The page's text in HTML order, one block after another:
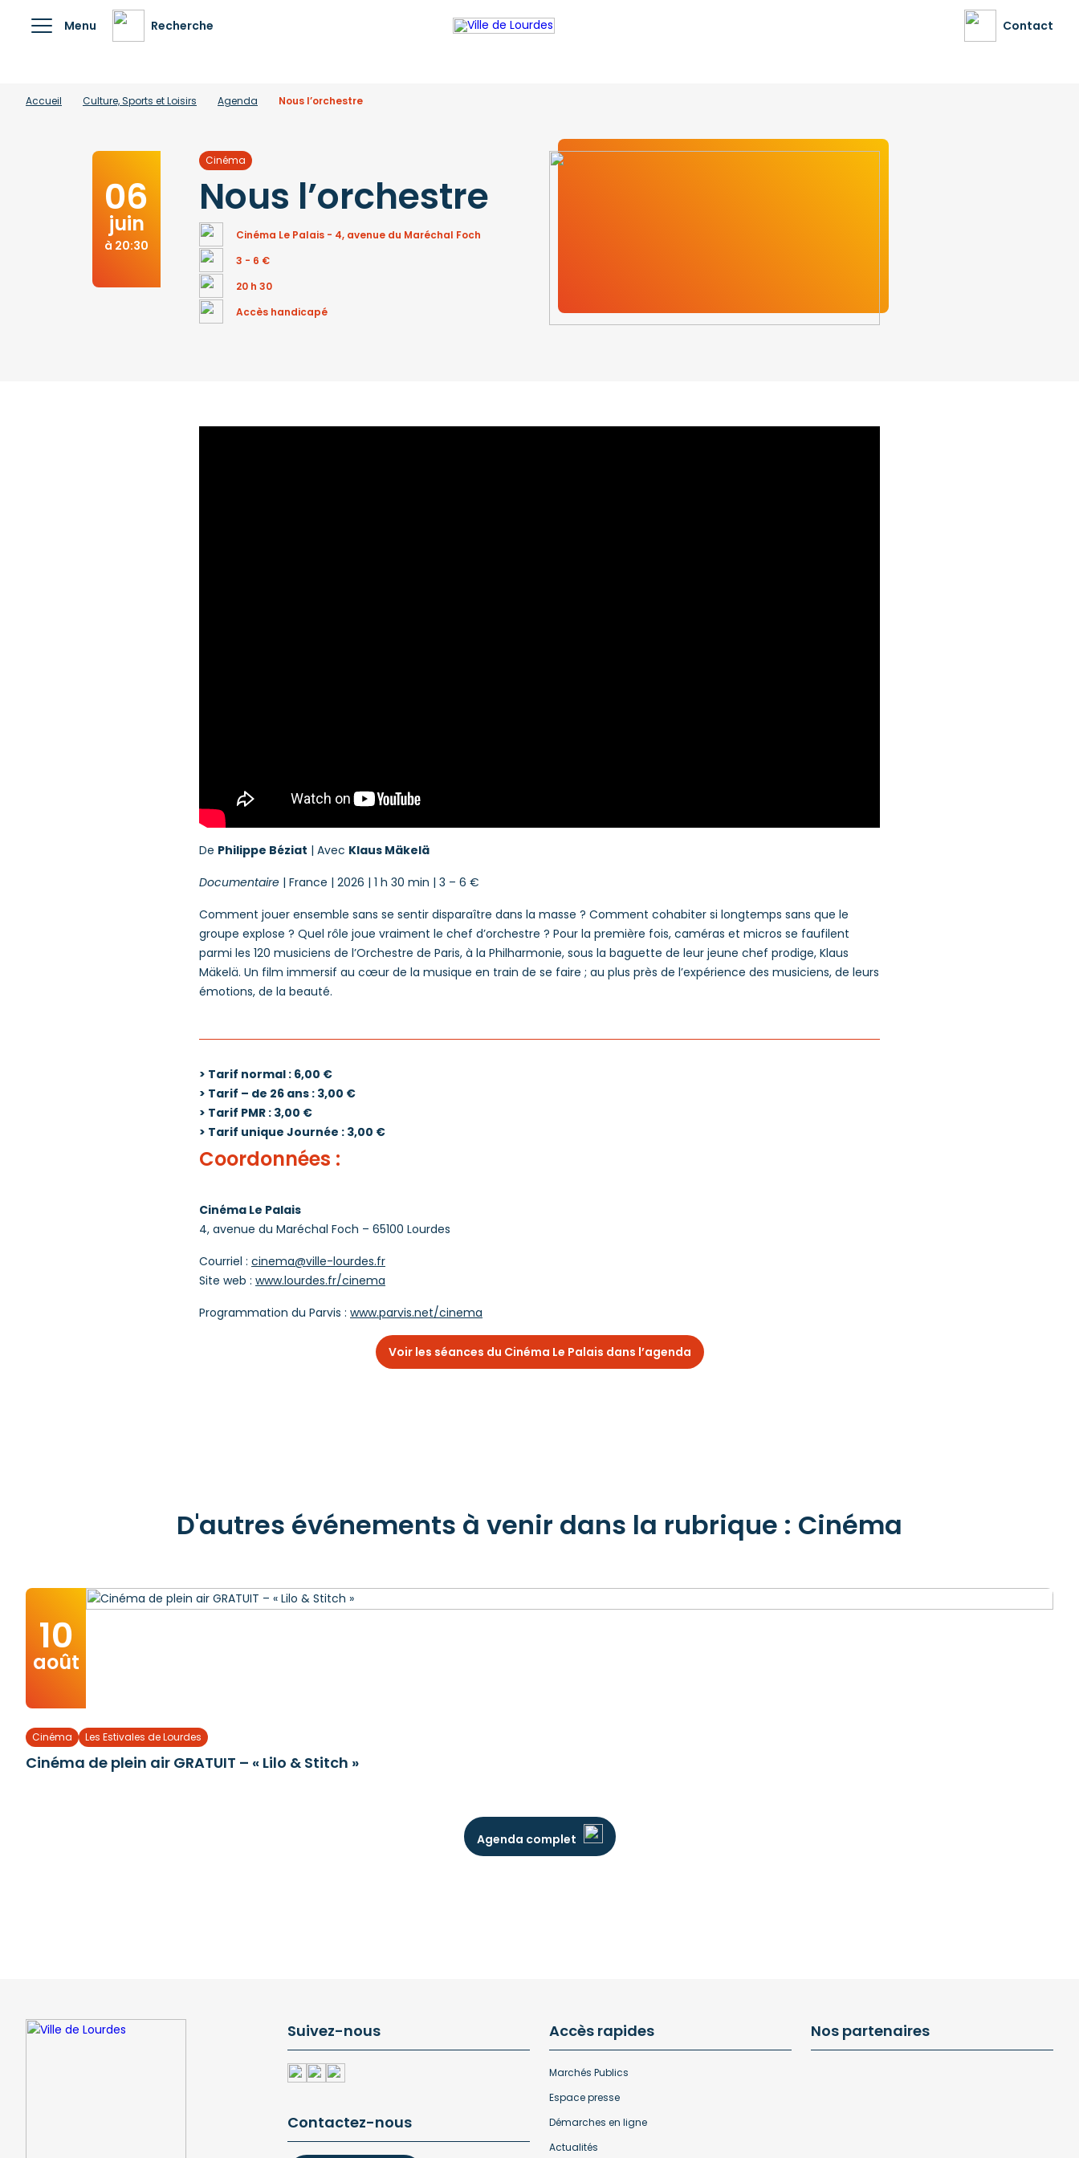
Menu Recherche Contact
Accueil Culture, Sports et Loisirs Agenda Nous l’orchestre
06
juin
à 20:30
Cinéma
Nous l’orchestre
Cinéma Le Palais - 4, avenue du Maréchal Foch
3 - 6 €
20 h 30
Accès handicapé
De Philippe Béziat | Avec Klaus Mäkelä
Documentaire | France | 2026 | 1 h 30 min | 3 – 6 €
Comment jouer ensemble sans se sentir disparaître dans la masse ? Comment cohabiter si longtemps sans que le
groupe explose ? Quel rôle joue vraiment le chef d’orchestre ? Pour la première fois, caméras et micros se faufilent
parmi les 120 musiciens de l’Orchestre de Paris, à la Philharmonie, sous la baguette de leur jeune chef prodige, Klaus
Mäkelä. Un film immersif au cœur de la musique en train de se faire ; au plus près de l’expérience des musiciens, de leurs
émotions, de la beauté.
> Tarif normal : 6,00 €
> Tarif – de 26 ans : 3,00 €
> Tarif PMR : 3,00 €
> Tarif unique Journée : 3,00 €
Coordonnées :
Cinéma Le Palais
4, avenue du Maréchal Foch – 65100 Lourdes
Courriel : cinema@ville-lourdes.fr
Site web : www.lourdes.fr/cinema
Programmation du Parvis : www.parvis.net/cinema
Voir les séances du Cinéma Le Palais dans l’agenda
D'autres événements à venir dans la rubrique : Cinéma
10
août
Cinéma Les Estivales de Lourdes
Cinéma de plein air GRATUIT – « Lilo & Stitch »
Agenda complet
Suivez-nous
Contactez-nous
Accès rapides
Marchés Publics
Espace presse
Démarches en ligne
Actualités
Nos partenaires